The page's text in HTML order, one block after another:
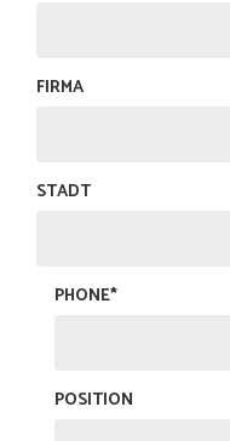
FIRMA
STADT
PHONE*
POSITION